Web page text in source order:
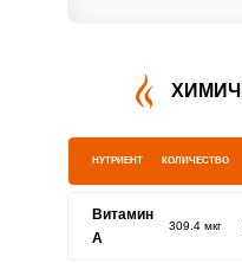
НУТРИЕНТ КОЛИЧЕСТВО
Витамин
A
309.4 мкг